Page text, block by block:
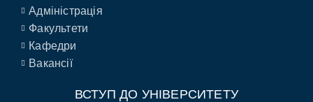
Адміністрація
Факультети
Кафедри
Вакансії
ВСТУП ДО УНІВЕРСИТЕТУ